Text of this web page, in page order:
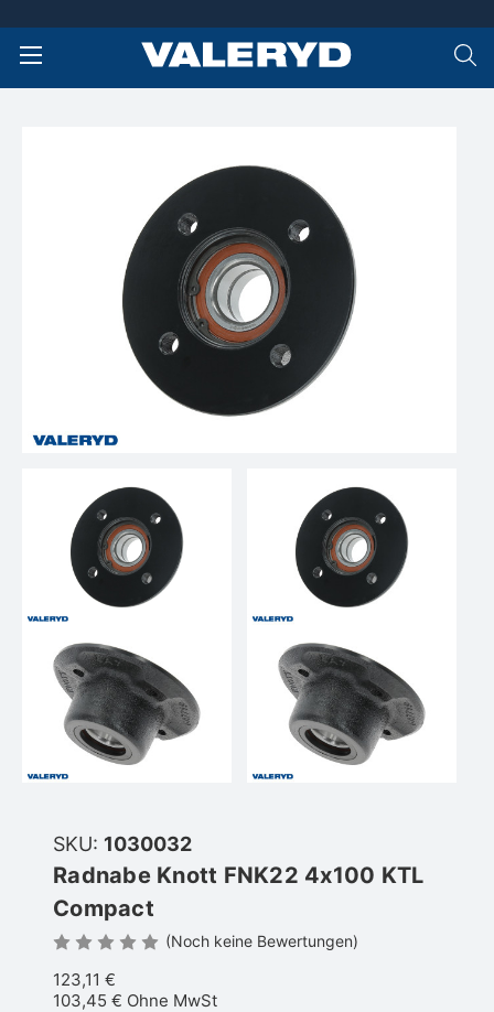
SKU: 1030032
Radnabe Knott FNK22 4x100 KTL
Compact
(Noch keine Bewertungen)
123,11 €
103,45 € Ohne MwSt